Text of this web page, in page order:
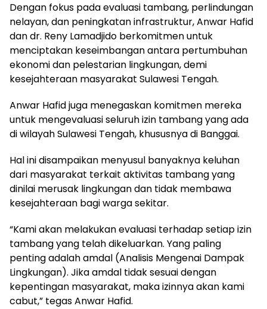
Dengan fokus pada evaluasi tambang, perlindungan
nelayan, dan peningkatan infrastruktur, Anwar Hafid
dan dr. Reny Lamadjido berkomitmen untuk
menciptakan keseimbangan antara pertumbuhan
ekonomi dan pelestarian lingkungan, demi
kesejahteraan masyarakat Sulawesi Tengah.
Anwar Hafid juga menegaskan komitmen mereka
untuk mengevaluasi seluruh izin tambang yang ada
di wilayah Sulawesi Tengah, khususnya di Banggai.
Hal ini disampaikan menyusul banyaknya keluhan
dari masyarakat terkait aktivitas tambang yang
dinilai merusak lingkungan dan tidak membawa
kesejahteraan bagi warga sekitar.
“Kami akan melakukan evaluasi terhadap setiap izin
tambang yang telah dikeluarkan. Yang paling
penting adalah amdal (Analisis Mengenai Dampak
Lingkungan). Jika amdal tidak sesuai dengan
kepentingan masyarakat, maka izinnya akan kami
cabut,” tegas Anwar Hafid.